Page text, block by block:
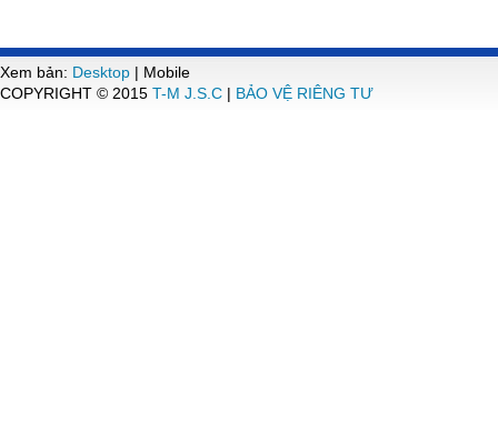
Xem bản: Desktop | Mobile
COPYRIGHT © 2015 T-M J.S.C | BẢO VỆ RIÊNG TƯ